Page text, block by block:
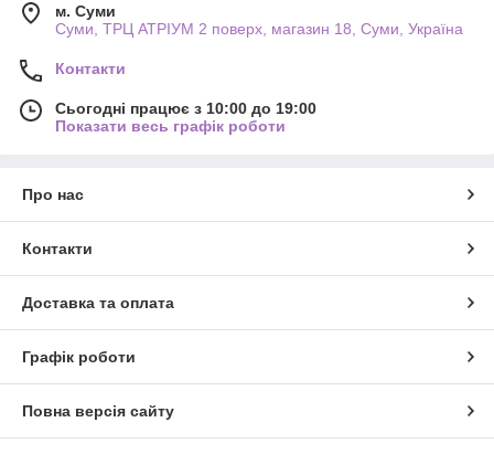
м. Суми
Суми, ТРЦ АТРІУМ 2 поверх, магазин 18, Суми, Україна
Контакти
Сьогодні працює з 10:00 до 19:00
Показати весь графік роботи
Про нас
Контакти
Доставка та оплата
Графік роботи
Повна версія сайту